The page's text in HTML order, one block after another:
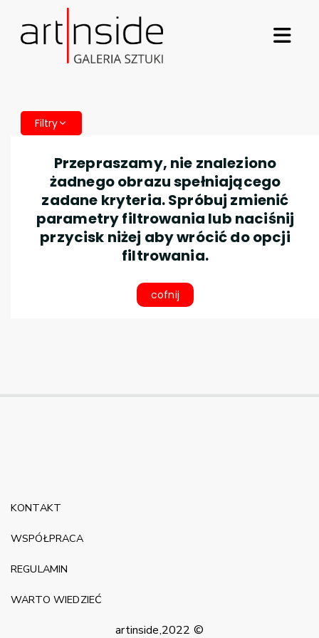
Filtry
Przepraszamy, nie znaleziono
żadnego obrazu spełniającego
zadane kryteria. Spróbuj zmienić
parametry filtrowania lub naciśnij
przycisk niżej aby wrócić do opcji
filtrowania.
cofnij
artinside,2022 ©
KONTAKT
WSPÓŁPRACA
REGULAMIN
WARTO WIEDZIEĆ